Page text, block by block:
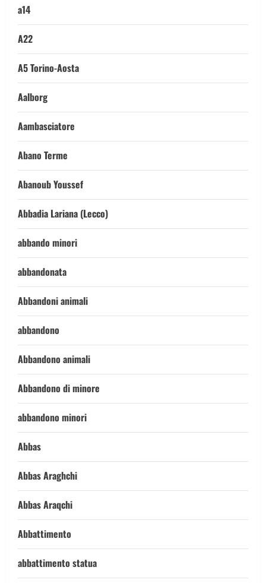
a14
A22
A5 Torino-Aosta
Aalborg
Aambasciatore
Abano Terme
Abanoub Youssef
Abbadia Lariana (Lecco)
abbando minori
abbandonata
Abbandoni animali
abbandono
Abbandono animali
Abbandono di minore
abbandono minori
Abbas
Abbas Araghchi
Abbas Araqchi
Abbattimento
abbattimento statua